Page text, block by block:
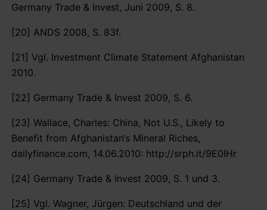
Germany Trade & Invest, Juni 2009, S. 8.
[20] ANDS 2008, S. 83f.
[21] Vgl. Investment Climate Statement Afghanistan
2010.
[22] Germany Trade & Invest 2009, S. 6.
[23] Wallace, Charles: China, Not U.S., Likely to
Benefit from Afghanistan‘s Mineral Riches,
dailyfinance.com, 14.06.2010: http://srph.it/9E0IHr
[24] Germany Trade & Invest 2009, S. 1 und 3.
[25] Vgl. Wagner, Jürgen: Deutschland und der